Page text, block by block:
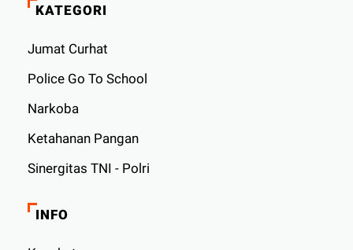
KATEGORI
Jumat Curhat
Police Go To School
Narkoba
Ketahanan Pangan
Sinergitas TNI - Polri
INFO